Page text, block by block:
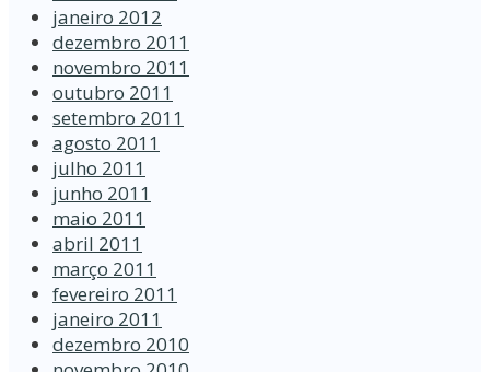
janeiro 2012
dezembro 2011
novembro 2011
outubro 2011
setembro 2011
agosto 2011
julho 2011
junho 2011
maio 2011
abril 2011
março 2011
fevereiro 2011
janeiro 2011
dezembro 2010